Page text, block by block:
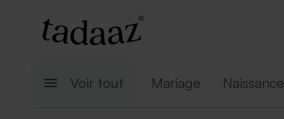
Voir tout Mariage Naissance